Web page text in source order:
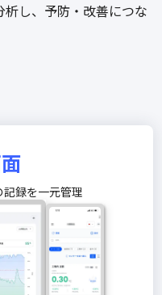
し、予防・改善につな
録を一元管理